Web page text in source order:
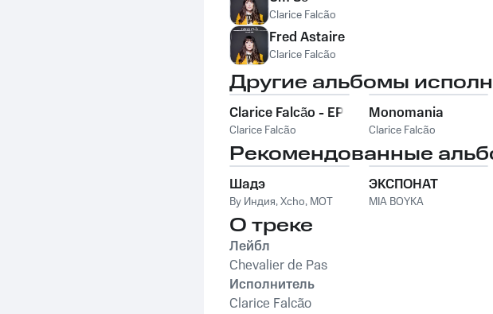
Clarice Falcão
Fred Astaire
Clarice Falcão
Другие альбомы
Clarice Falcão - EP
Clarice Falcão
Monomania
Clarice Falcão
Рекомендованные
Шадэ
By Индия,Xcho, MOT
ЭКСПОНАТ
MIA BOYKA
О треке
Лейбл
Chevalier de Pas
Исполнитель
Clarice Falcão